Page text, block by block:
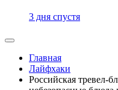
3 дня спустя
Главная
Лайфхаки
Российская тревел-